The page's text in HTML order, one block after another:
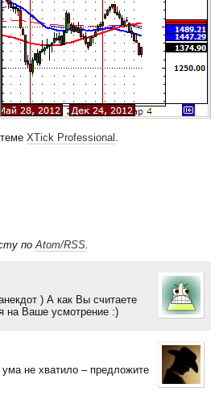
XTick Professional
поAtom/RSS.
) А как Вы считаете
на Ваше усмотрение :)
не хватило – предложите